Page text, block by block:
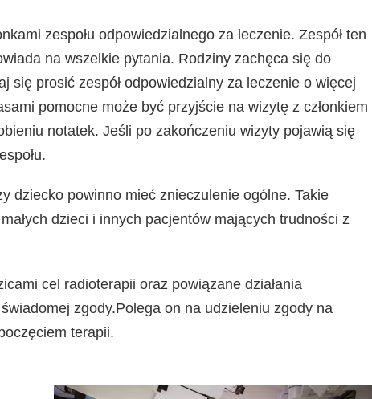
zespołu odpowiedzialnego za leczenie. Zespół ten
na wszelkie pytania. Rodziny zachęca się do
się prosić zespół odpowiedzialny za leczenie o więcej
pomocne może być przyjście na wizytę z członkiem
notatek. Jeśli po zakończeniu wizyty pojawią się
dziecko powinno mieć znieczulenie ogólne. Takie
dzieci i innych pacjentów mających trudności z
cel radioterapii oraz powiązane działania
zgody.Polega on na udzieleniu zgody na
terapii.